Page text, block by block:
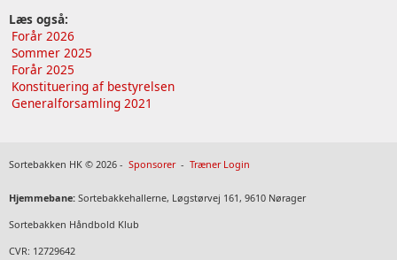
Læs også:
Forår 2026
Sommer 2025
Forår 2025
Konstituering af bestyrelsen
Generalforsamling 2021
Sortebakken HK © 2026 - Sponsorer - Træner Login
Hjemmebane: Sortebakkehallerne, Løgstørvej 161, 9610 Nørager
Sortebakken Håndbold Klub
CVR: 12729642